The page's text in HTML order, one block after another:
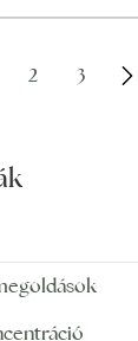
2 3